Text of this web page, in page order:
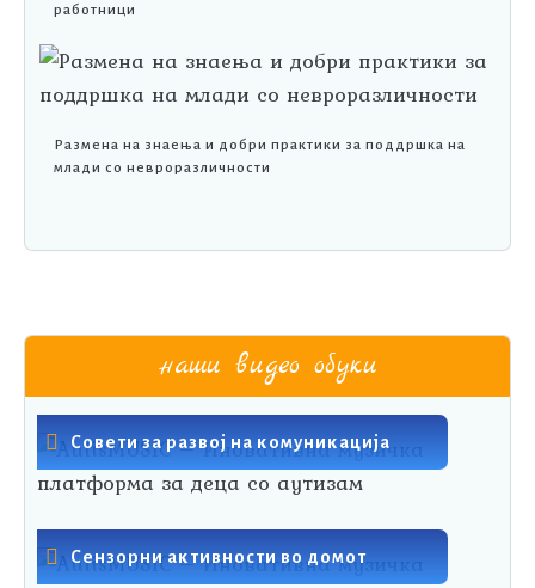
работници
Размена на знаења и добри практики за поддршка на
млади со невроразличности
наши видео обуки
Совети за развој на комуникација
Сензорни активности во домот